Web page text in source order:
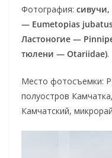
Фотография:
— Eumetopias
Ластоногие —
тюлени — Otariidae).
Место фотосъемки:
полуостров
Камчатский,